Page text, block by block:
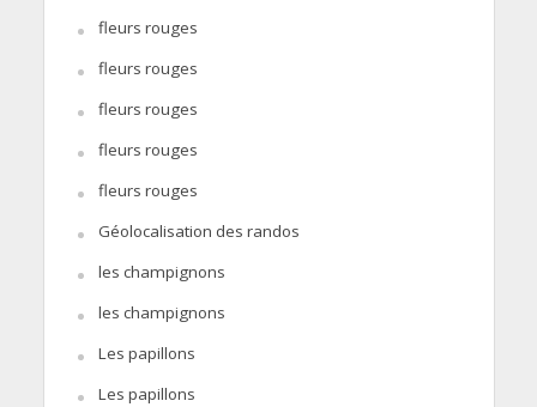
fleurs rouges
fleurs rouges
fleurs rouges
fleurs rouges
fleurs rouges
Géolocalisation des randos
les champignons
les champignons
Les papillons
Les papillons